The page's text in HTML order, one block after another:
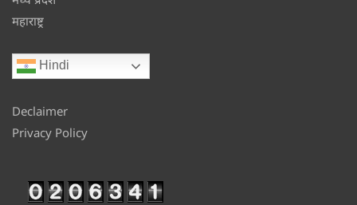
महाराष्ट्र
Hindi
Declaimer
Privacy Policy